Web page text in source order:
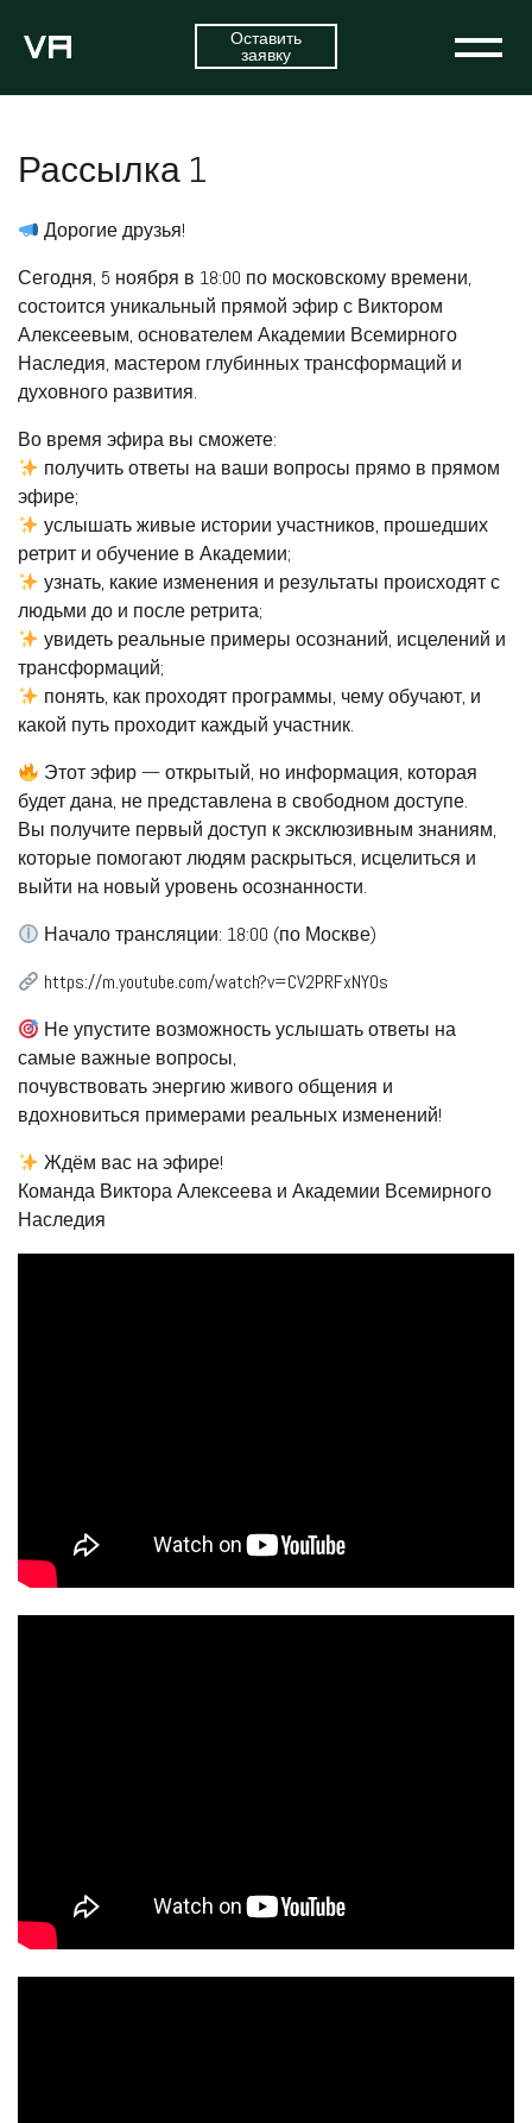
Оставить
заявку
Рассылка 1
Дорогие друзья!
Сегодня, 5 ноября в 18:00 по московскому времени,
состоится уникальный прямой эфир с Виктором
Алексеевым, основателем Академии Всемирного
Наследия, мастером глубинных трансформаций и
духовного развития.
Во время эфира вы сможете:
получить ответы на ваши вопросы прямо в прямом
эфире;
услышать живые истории участников, прошедших
ретрит и обучение в Академии;
узнать, какие изменения и результаты происходят с
людьми до и после ретрита;
увидеть реальные примеры осознаний, исцелений и
трансформаций;
понять, как проходят программы, чему обучают, и
какой путь проходит каждый участник.
Этот эфир — открытый, но информация, которая
будет дана, не представлена в свободном доступе.
Вы получите первый доступ к эксклюзивным знаниям,
которые помогают людям раскрыться, исцелиться и
выйти на новый уровень осознанности.
Начало трансляции: 18:00 (по Москве)
https://m.youtube.com/watch?v=CV2PRFxNY0s
Не упустите возможность услышать ответы на
самые важные вопросы,
почувствовать энергию живого общения и
вдохновиться примерами реальных изменений!
Ждём вас на эфире!
Команда Виктора Алексеева и Академии Всемирного
Наследия